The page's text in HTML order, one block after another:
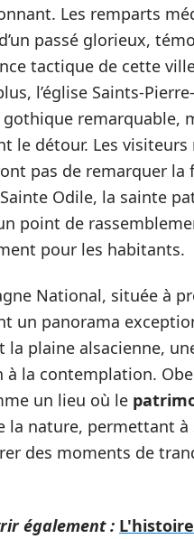
Les remparts
passé glorieux,
tactique de cette
l’église Saints-
gothique remarquable,
le détour. Les visiteurs
pas de remarquer la
Odile, la sainte
point de
pour les habitants.
National, située à
un panorama
la plaine alsacienne,
à la contemplation.
un lieu où le
la nature, permettant à
des moments de
également :